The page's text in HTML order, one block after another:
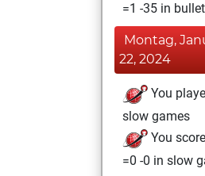
=1 -35 in bullet
Montag,
22, 2024
You
slow games
You
=0 -0 in slow